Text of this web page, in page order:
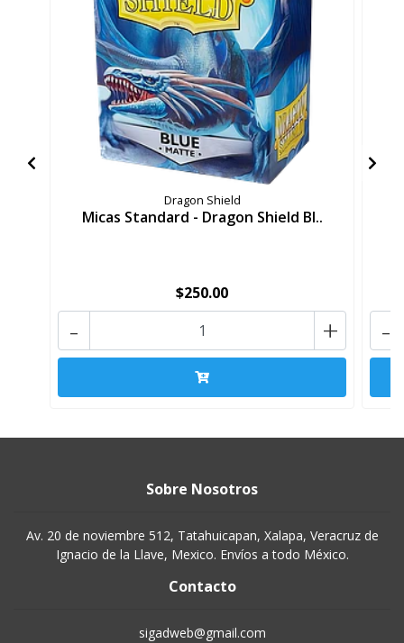
Dragon Shield
Micas Standard - Dragon Shield Bl..
$250.00
+
- -
Sobre Nosotros
Av. 20 de noviembre 512, Tatahuicapan, Xalapa, Veracruz de
Ignacio de la Llave, Mexico. Envíos a todo México.
Contacto
sigadweb@gmail.com